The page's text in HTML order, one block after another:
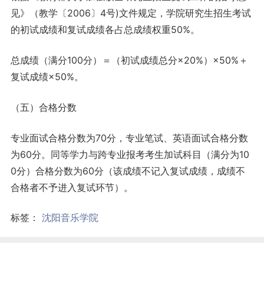
见》（教学〔2006〕4号)文件规定，学院研究生招生考试
的初试成绩和复试成绩各占总成绩权重50%。
总成绩（满分100分）＝（初试成绩总分×20%）×50%＋
复试成绩×50%。
（五）合格分数
专业面试合格分数为70分，专业笔试、英语面试合格分数
为60分。同等学力与跨专业报考考生加试科目（满分为10
0分）合格分数为60分（该成绩不记入复试成绩，成绩不
合格者不予进入复试环节）。
标签： 沈阳音乐学院